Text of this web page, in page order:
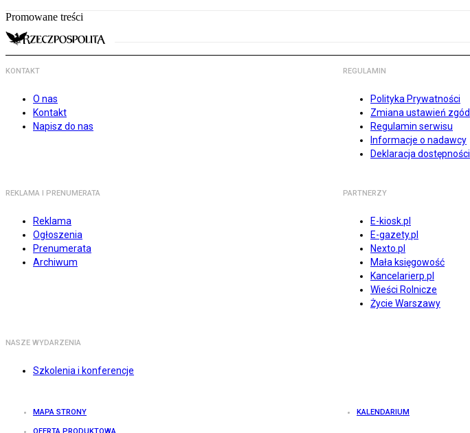
Promowane treści
KONTAKT
O nas
Kontakt
Napisz do nas
REGULAMIN
Polityka Prywatności
Zmiana ustawień zgód
Regulamin serwisu
Informacje o nadawcy
Deklaracja dostępności
REKLAMA I PRENUMERATA
Reklama
Ogłoszenia
Prenumerata
Archiwum
PARTNERZY
E-kiosk.pl
E-gazety.pl
Nexto.pl
Mała księgowość
Kancelarierp.pl
Wieści Rolnicze
Życie Warszawy
NASZE WYDARZENIA
Szkolenia i konferencje
MAPA STRONY KALENDARIUM